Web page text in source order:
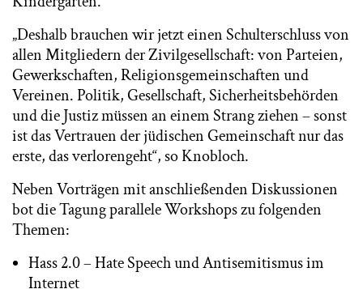
„Deshalb brauchen wir jetzt einen Schulterschluss von
allen Mitgliedern der Zivilgesellschaft: von Parteien,
Gewerkschaften, Religionsgemeinschaften und
Vereinen. Politik, Gesellschaft, Sicherheitsbehörden
und die Justiz müssen an einem Strang ziehen – sonst
ist das Vertrauen der jüdischen Gemeinschaft nur das
erste, das verlorengeht“, so Knobloch.
Neben Vorträgen mit anschließenden Diskussionen
bot die Tagung parallele Workshops zu folgenden
Themen:
Hass 2.0 – Hate Speech und Antisemitismus im
Internet